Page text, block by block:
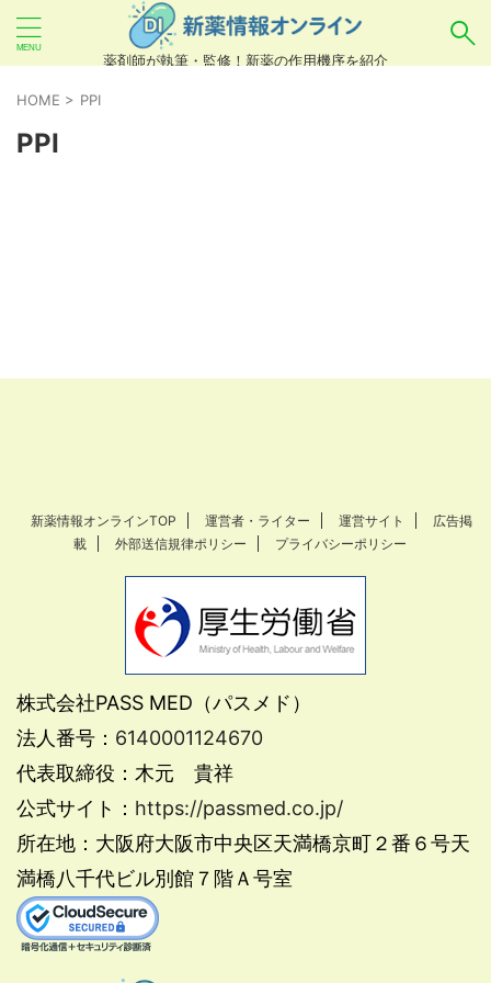
薬剤師が執筆・監修！新薬の作用機序を紹介
HOME > PPI
PPI
新薬情報オンラインTOP 運営者・ライター 運営サイト
広告掲
載
外部送信規律ポリシー プライバシーポリシー
株式会社PASS MED（パスメド）
法人番号： 6140001124670
代表取締役：木元 貴祥
公式サイト： https://passmed.co.jp/
所在地：大阪府大阪市中央区天満橋京町２番６号天
満橋八千代ビル別館７階Ａ号室